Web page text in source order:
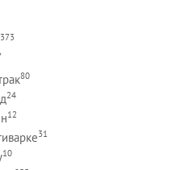
373
80
24
12
31
10